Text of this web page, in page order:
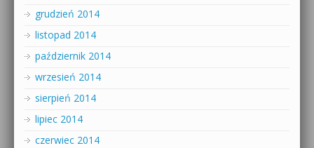
grudzień 2014
listopad 2014
październik 2014
wrzesień 2014
sierpień 2014
lipiec 2014
czerwiec 2014